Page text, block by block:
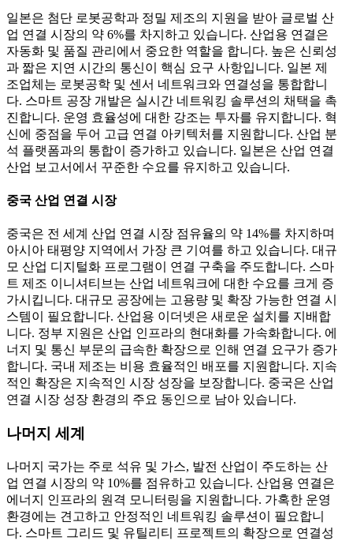
일본은 첨단 로봇공학과 정밀 제조의 지원을 받아 글로벌 산
업 연결 시장의 약 6%를 차지하고 있습니다. 산업용 연결은
자동화 및 품질 관리에서 중요한 역할을 합니다. 높은 신뢰성
과 짧은 지연 시간의 통신이 핵심 요구 사항입니다. 일본 제
조업체는 로봇공학 및 센서 네트워크와 연결성을 통합합니
다. 스마트 공장 개발은 실시간 네트워킹 솔루션의 채택을 촉
진합니다. 운영 효율성에 대한 강조는 투자를 유지합니다. 혁
신에 중점을 두어 고급 연결 아키텍처를 지원합니다. 산업 분
석 플랫폼과의 통합이 증가하고 있습니다. 일본은 산업 연결
산업 보고서에서 꾸준한 수요를 유지하고 있습니다.
중국 산업 연결 시장
중국은 전 세계 산업 연결 시장 점유율의 약 14%를 차지하며
아시아 태평양 지역에서 가장 큰 기여를 하고 있습니다. 대규
모 산업 디지털화 프로그램이 연결 구축을 주도합니다. 스마
트 제조 이니셔티브는 산업 네트워크에 대한 수요를 크게 증
가시킵니다. 대규모 공장에는 고용량 및 확장 가능한 연결 시
스템이 필요합니다. 산업용 이더넷은 새로운 설치를 지배합
니다. 정부 지원은 산업 인프라의 현대화를 가속화합니다. 에
너지 및 통신 부문의 급속한 확장으로 인해 연결 요구가 증가
합니다. 국내 제조는 비용 효율적인 배포를 지원합니다. 지속
적인 확장은 지속적인 시장 성장을 보장합니다. 중국은 산업
연결 시장 성장 환경의 주요 동인으로 남아 있습니다.
나머지 세계
나머지 국가는 주로 석유 및 가스, 발전 산업이 주도하는 산
업 연결 시장의 약 10%를 점유하고 있습니다. 산업용 연결은
에너지 인프라의 원격 모니터링을 지원합니다. 가혹한 운영
환경에는 견고하고 안정적인 네트워킹 솔루션이 필요합니
다. 스마트 그리드 및 유틸리티 프로젝트의 확장으로 연결성